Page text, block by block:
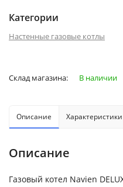
Категории
Настенные газовые котлы
Склад магазина: В наличии
Описание Характеристики
Описание
Газовый котел Navien